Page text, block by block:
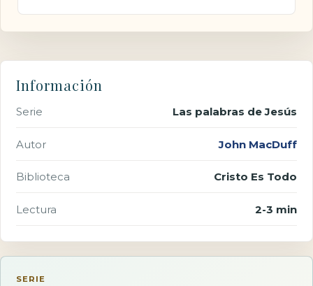
Información
Serie Las palabras de Jesús
Autor John MacDuff
Biblioteca Cristo Es Todo
Lectura 2-3 min
SERIE